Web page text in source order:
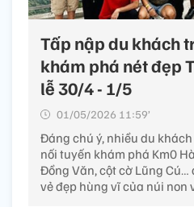
Tấp nập du khách
khám phá nét đẹp
lễ 30/4 - 1/5
01/05/2026 11:59’
Đáng chú ý, nhiều du
nối tuyến khám phá Km0
Đồng Văn, cột cờ Lũng
vẻ đẹp hùng vĩ của núi non